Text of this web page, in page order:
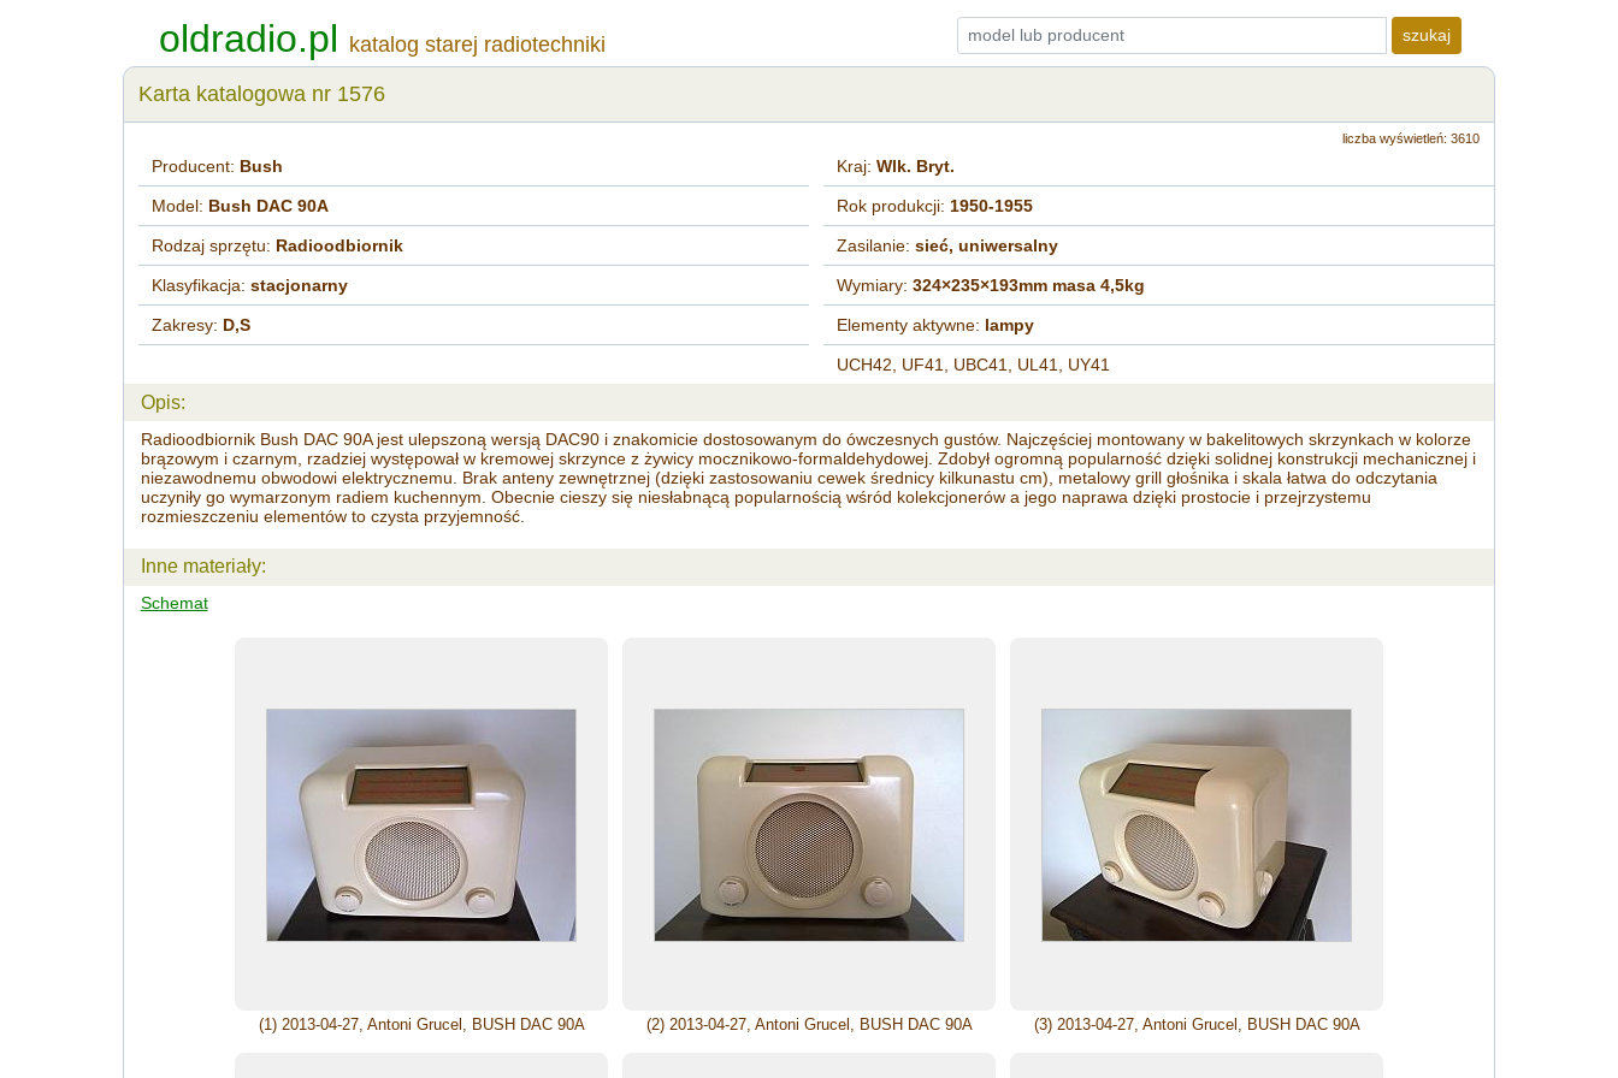
oldradio.pl katalog starej radiotechniki szukaj
Karta katalogowa nr 1576
liczba wyświetleń: 3610
Producent: Bush
Model: Bush DAC 90A
Rodzaj sprzętu: Radioodbiornik
Klasyfikacja:stacjonarny
Zakresy: D,S
Kraj:Wlk. Bryt.
Rok produkcji:1950-1955
Zasilanie:sieć, uniwersalny
Wymiary:324×235×193mm masa 4,5kg
Elementy aktywne: lampy
UCH42, UF41, UBC41, UL41, UY41
Opis:
Radioodbiornik Bush DAC 90A jest ulepszoną wersją DAC90 i znakomicie dostosowanym do ówczesnych gustów. Najczęściej montowany w bakelitowych skrzynkach w kolorze
brązowym i czarnym, rzadziej występował w kremowej skrzynce z żywicy mocznikowo-formaldehydowej. Zdobył ogromną popularność dzięki solidnej konstrukcji mechanicznej i
niezawodnemu obwodowi elektrycznemu. Brak anteny zewnętrznej (dzięki zastosowaniu cewek średnicy kilkunastu cm), metalowy grill głośnika i skala łatwa do odczytania
uczyniły go wymarzonym radiem kuchennym. Obecnie cieszy się niesłabnącą popularnością wśród kolekcjonerów a jego naprawa dzięki prostocie i przejrzystemu
rozmieszczeniu elementów to czysta przyjemność.
Inne materiały:
Schemat
(1) 2013-04-27, Antoni Grucel, BUSH DAC 90A (2) 2013-04-27, Antoni Grucel, BUSH DAC 90A (3) 2013-04-27, Antoni Grucel, BUSH DAC 90A